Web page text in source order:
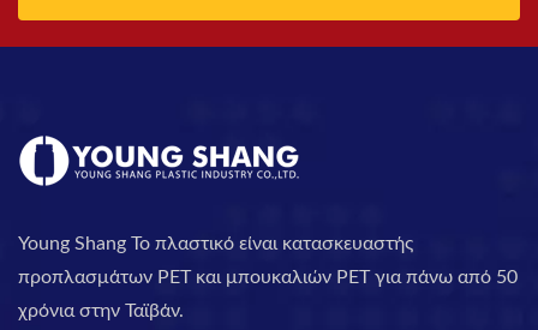
Young Shang Το πλαστικό είναι κατασκευαστής
προπλασμάτων PET και μπουκαλιών PET για πάνω από 50
χρόνια στην Ταϊβάν.